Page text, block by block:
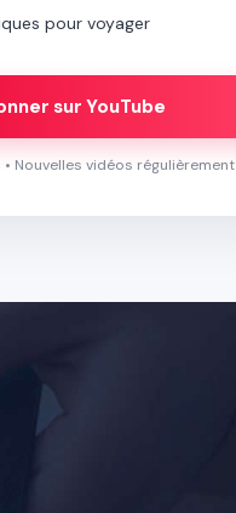
pour voyager
sur YouTube
Nouvelles vidéos régulièrement